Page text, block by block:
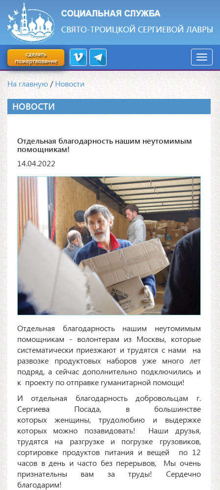
сделать
пожертвование
На главную /Новости
НОВОСТИ
Отдельная благодарность нашим неутомимым
помощникам!
14.04.2022
Отдельная благодарность нашим неутомимым
помощникам - волонтерам из Москвы, которые
систематически приезжают и трудятся с нами на
развозке продуктовых наборов уже много лет
подряд, а сейчас дополнительно подключились и
к проекту по отправке гуманитарной помощи!
И отдельная благодарность добровольцам г.
Сергиева Посада, в большинстве
которых женщины, трудолюбию и выдержке
которых можно позавидовать! Наши друзья,
трудятся на разгрузке и погрузке грузовиков,
сортировке продуктов питания и вещей по 12
часов в день и часто без перерывов, Мы очень
признательны вам за труды! Сердечно
благодарим!